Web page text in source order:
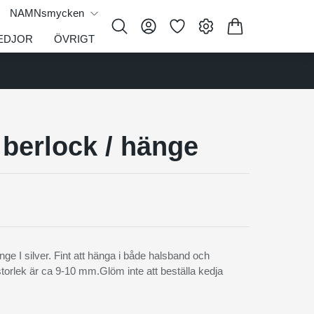
NAMNsmycken
ÖVRIGT
/ hänge
I silver. Fint att hänga i både halsband och
är ca 9-10 mm.Glöm inte att beställa kedja